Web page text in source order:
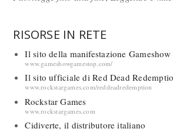
RISORSE IN RETE
Il sito della manifestazione
www.gameshowgamestop.com/
Il sito ufficiale di Red Dead
www.rockstargames.com/reddeadredemption
Rockstar Games
www.rockstargames.com
Cidiverte, il distributore italiano